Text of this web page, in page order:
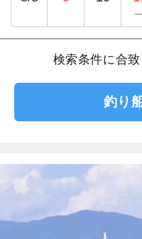
検索条件に合
釣り